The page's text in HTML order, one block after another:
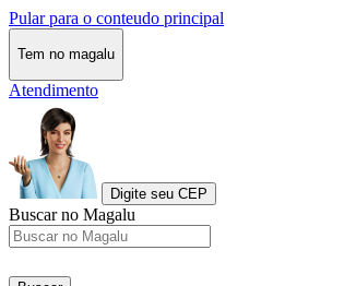
Pular para o conteudo principal
Tem no magalu
Atendimento
Digite seu CEP
Buscar no Magalu